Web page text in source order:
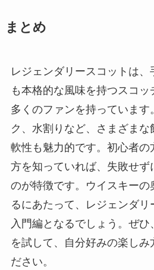
まとめ
レジェンダリースコットは、
も本格的な風味を持つスコ
多くのファンを持っています
ク、水割りなど、さまざま
軟性も魅力的です。初心者の
方を知っていれば、失敗せず
のが特徴です。ウイスキーの
るにあたって、レジェンダ
入門編となるでしょう。ぜ
を試して、自分好みの楽しみ
ださい。